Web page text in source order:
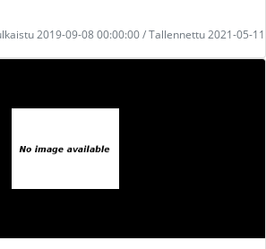
2019-09-08 00:00:00 / Tallennettu 2021-05-11